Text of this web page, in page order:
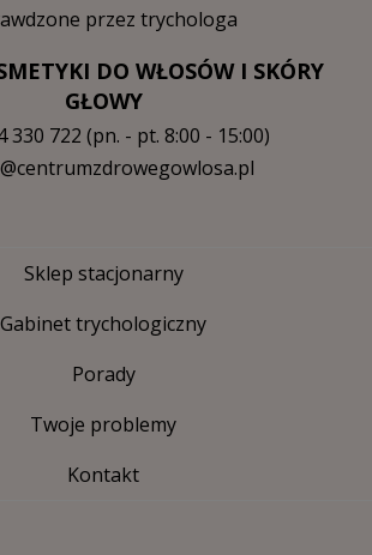
przez trychologa
DO WŁOSÓW I SKÓRY
GŁOWY
330 722 (pn. - pt. 8:00 - 15:00)
Sklep stacjonarny
Gabinet trychologiczny
Porady
Twoje problemy
Kontakt